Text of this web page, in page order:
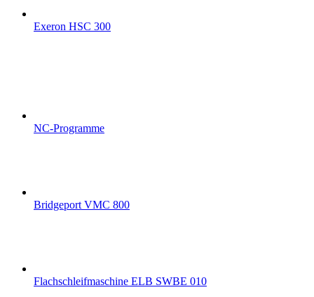
Exeron HSC 300
NC-Programme
Bridgeport VMC 800
Flachschleifmaschine ELB SWBE 010